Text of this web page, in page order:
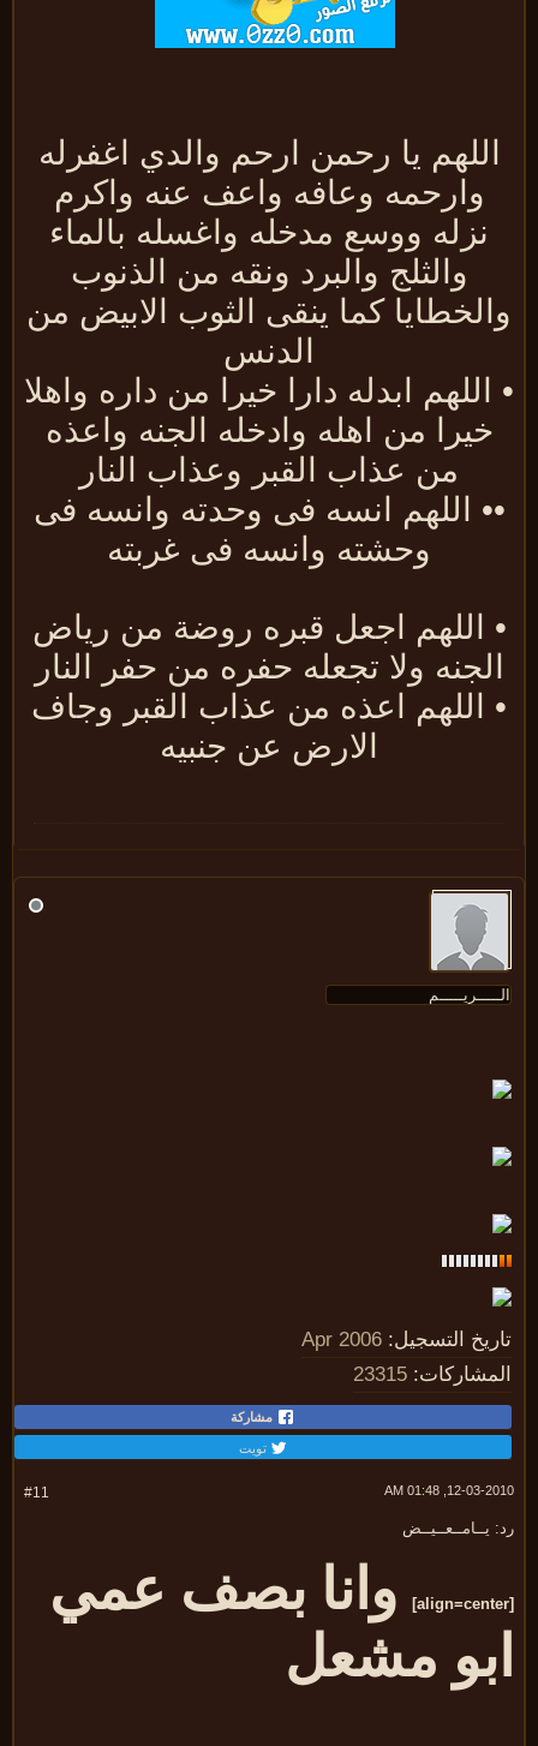
اللهم يا رحمن ارحم والدي اغفرله
وارحمه وعافه واعف عنه واكرم
نزله ووسع مدخله واغسله بالماء
والثلج والبرد ونقه من الذنوب
كما ينقى الثوب الابيض من
الدنس
اللهم ابدله دارا خيرا من داره واهلا
خيرا من اهله وادخله الجنه واعذه
من عذاب القبر وعذاب النار
اللهم انسه فى وحدته وانسه فى
وحشته وانسه فى غربته
اللهم اجعل قبره روضة من رياض
ولا تجعله حفره من حفر النار
اللهم اعذه من عذاب القبر وجاف
الارض عن جنبيه
التسجيل: Apr 2006
23315
مشاركة
تويت
12-03-2010,
يــامــعــيــض
وانا بصف عمي
مشعل